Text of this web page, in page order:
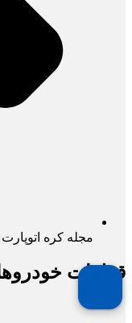
مجله کره اتوپارت
قطعات